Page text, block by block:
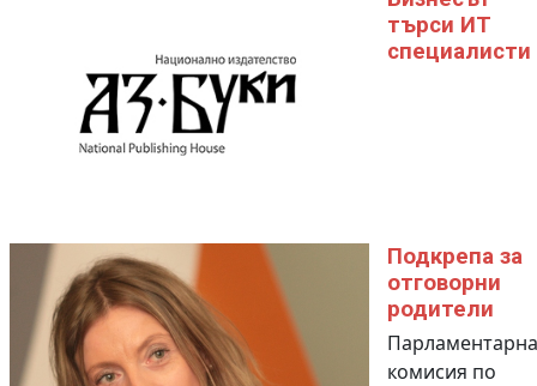
търси ИТ
специалисти
Подкрепа за
отговорни
родители
комисия по